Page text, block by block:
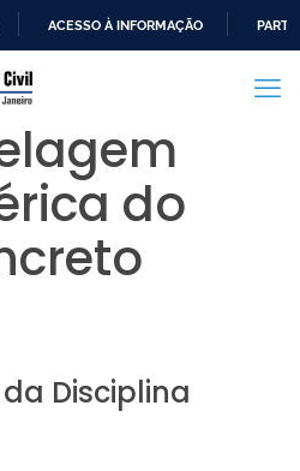
PARA
CONTEÚDO
ACESSO À INFORMAÇÃO
do
Disciplina